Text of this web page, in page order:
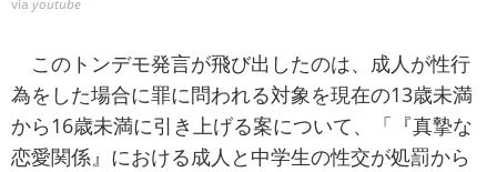
via youtube
このトンデモ発言が飛び出したのは、成人が性行
為をした場合に罪に問われる対象を現在の13歳未満
から16歳未満に引き上げる案について、「『真摯な
恋愛関係』における成人と中学生の性交が処罰から